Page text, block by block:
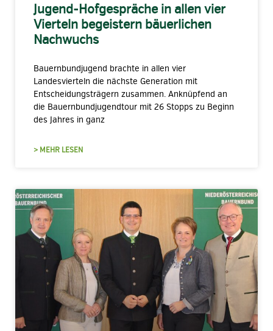
Jugend-Hofgespräche in allen vier
Vierteln begeistern bäuerlichen
Nachwuchs
Bauernbundjugend brachte in allen vier
Landesvierteln die nächste Generation mit
Entscheidungsträgern zusammen. Anknüpfend an
die Bauernbundjugendtour mit 26 Stopps zu Beginn
des Jahres in ganz
> MEHR LESEN